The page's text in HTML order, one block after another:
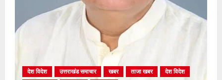
देश विदेश उत्तराखंड समाचार खबर ताजा खबर
देश विदेश